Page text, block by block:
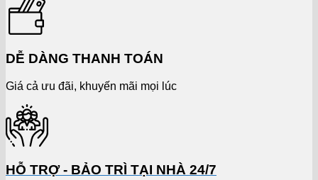
DỄ DÀNG THANH TOÁN
Giá cả ưu đãi, khuyến mãi mọi lúc
HỖ TRỢ - BẢO TRÌ TẠI NHÀ 24/7